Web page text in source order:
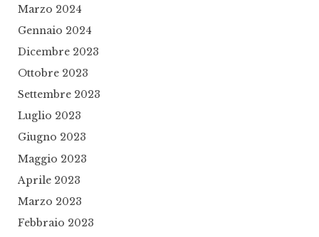
Marzo 2024
Gennaio 2024
Dicembre 2023
Ottobre 2023
Settembre 2023
Luglio 2023
Giugno 2023
Maggio 2023
Aprile 2023
Marzo 2023
Febbraio 2023